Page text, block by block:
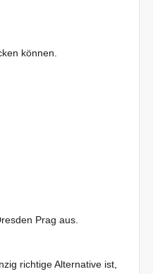
können.
Prag aus.
richtige Alternative ist,